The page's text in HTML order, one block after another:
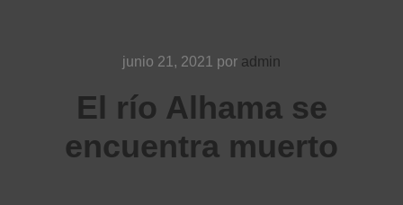
junio 21, 2021 por admin
El río Alhama se
encuentra muerto